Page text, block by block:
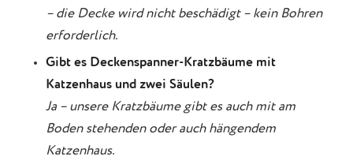
– die Decke wird nicht beschädigt – kein Bohren
erforderlich.
Gibt es Deckenspanner-Kratzbäume mit
Katzenhaus und zwei Säulen?
Ja – unsere Kratzbäume gibt es auch mit am
Boden stehenden oder auch hängendem
Katzenhaus.